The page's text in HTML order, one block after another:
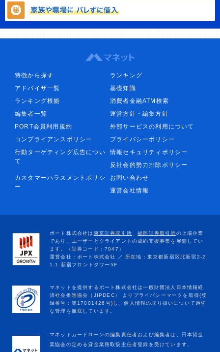
特徴から探す
ランキング
アドバイザ一覧
基礎知識
ランキング根拠
消費者金融ATM検索
編集者一覧
運営方針・編集方針
PORT会員利用規約
外部サービスの利用について
コンプライアンスポリシー
プライバシーポリシー
行動ターゲティング広告につい
て
情報セキュリティポリシー
反社会的勢力排除ポリシー
カスタマーハラスメントポリシ
ー
お問い合わせ
運営会社情報
マネットカードローンの編集責任者および編集者は、日本貸金
業協会の定める貸金業務取扱主任者登録を受けています。